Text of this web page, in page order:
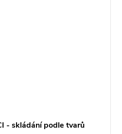
- skládání podle tvarů